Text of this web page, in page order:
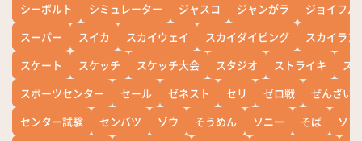
シーボルト
シミュレーター ジャスコ ジャンがラ
ジョイフル
スーパー
スイカ スカイウェイ スカイダイビング
スカイラン
スケート
スケッチ スケッチ大会 スタジオ ストライキ
ス
スポーツセンター
セール ゼネスト セリ ゼロ戦
ぜんざい
センター試験
センバツ ゾウ そうめん ソニー そば
ソ